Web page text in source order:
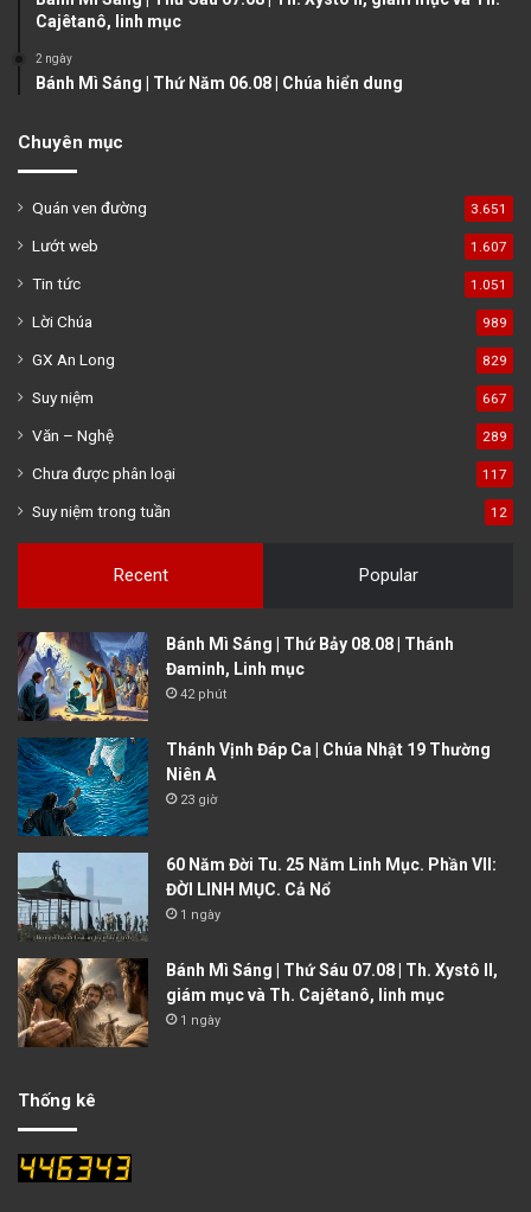
Cajêtanô, linh mục
2 ngày
Bánh Mì Sáng | Thứ Năm 06.08 | Chúa hiển dung
Chuyên mục
Quán ven đường 3.651
Lướt web 1.607
Tin tức 1.051
Lời Chúa 989
GX An Long 829
Suy niệm 667
Văn – Nghệ 289
Chưa được phân loại 117
Suy niệm trong tuần 12
Recent Popular
Bánh Mì Sáng | Thứ Bảy 08.08 | Thánh
Đaminh, Linh mục
42 phút
Thánh Vịnh Đáp Ca | Chúa Nhật 19 Thường
Niên A
23 giờ
60 Năm Đời Tu. 25 Năm Linh Mục. Phần VII:
ĐỜI LINH MỤC. Cả Nổ
1 ngày
Bánh Mì Sáng | Thứ Sáu 07.08 | Th. Xystô II,
giám mục và Th. Cajêtanô, linh mục
1 ngày
Thống kê